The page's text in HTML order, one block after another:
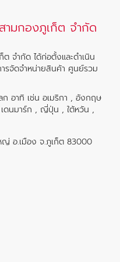
ามกองภูเก็ต จำกัด
จำกัด ได้ก่อตั้งและดำเนิน
ารจัดจำหน่ายสินค้า ศูนย์รวม
อาทิ เช่น อเมริกา , อังกฤษ
ดนมาร์ก , ญี่ปุ่น , ใต้หวัน ,
ญ่ อ.เมือง จ.ภูเก็ต 83000